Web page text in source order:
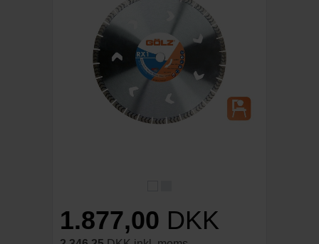
1.877,00 DKK